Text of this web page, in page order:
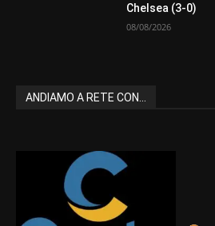
Chelsea (3-0)
08/08/2026
ANDIAMO A RETE CON...